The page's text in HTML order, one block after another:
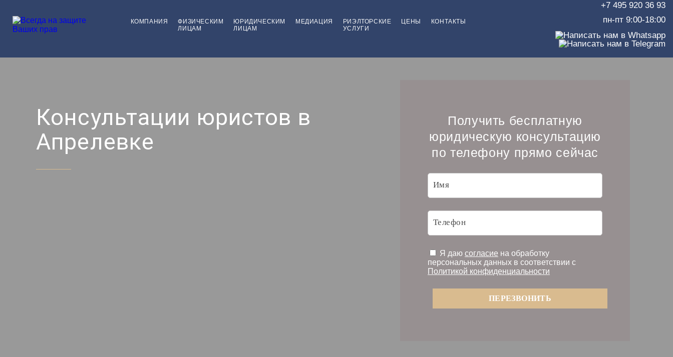
КОМПАНИЯ
ФИЗИЧЕСКИМ
ЛИЦАМ
ЮРИДИЧЕСКИМ
ЛИЦАМ
МЕДИАЦИЯ
РИЭЛТОРСКИЕ
УСЛУГИ
ЦЕНЫ КОНТАКТЫ
+7 495 920 36 93
пн-пт 9:00-18:00
Консультации юристов в
Апрелевке
Получить бесплатную
юридическую консультацию
по телефону прямо сейчас
Я даю согласие на обработку
персональных данных в соответствии с
Политикой конфиденциальности
ПЕРЕЗВОНИТЬ